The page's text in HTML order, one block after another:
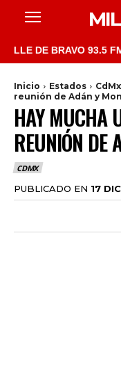
BRAVO 93.5 FM |
Inicio Estados CdMx
reunión de Adán y
HAY MUCHA
REUNIÓN DE
CDMX
PUBLICADO EN 17